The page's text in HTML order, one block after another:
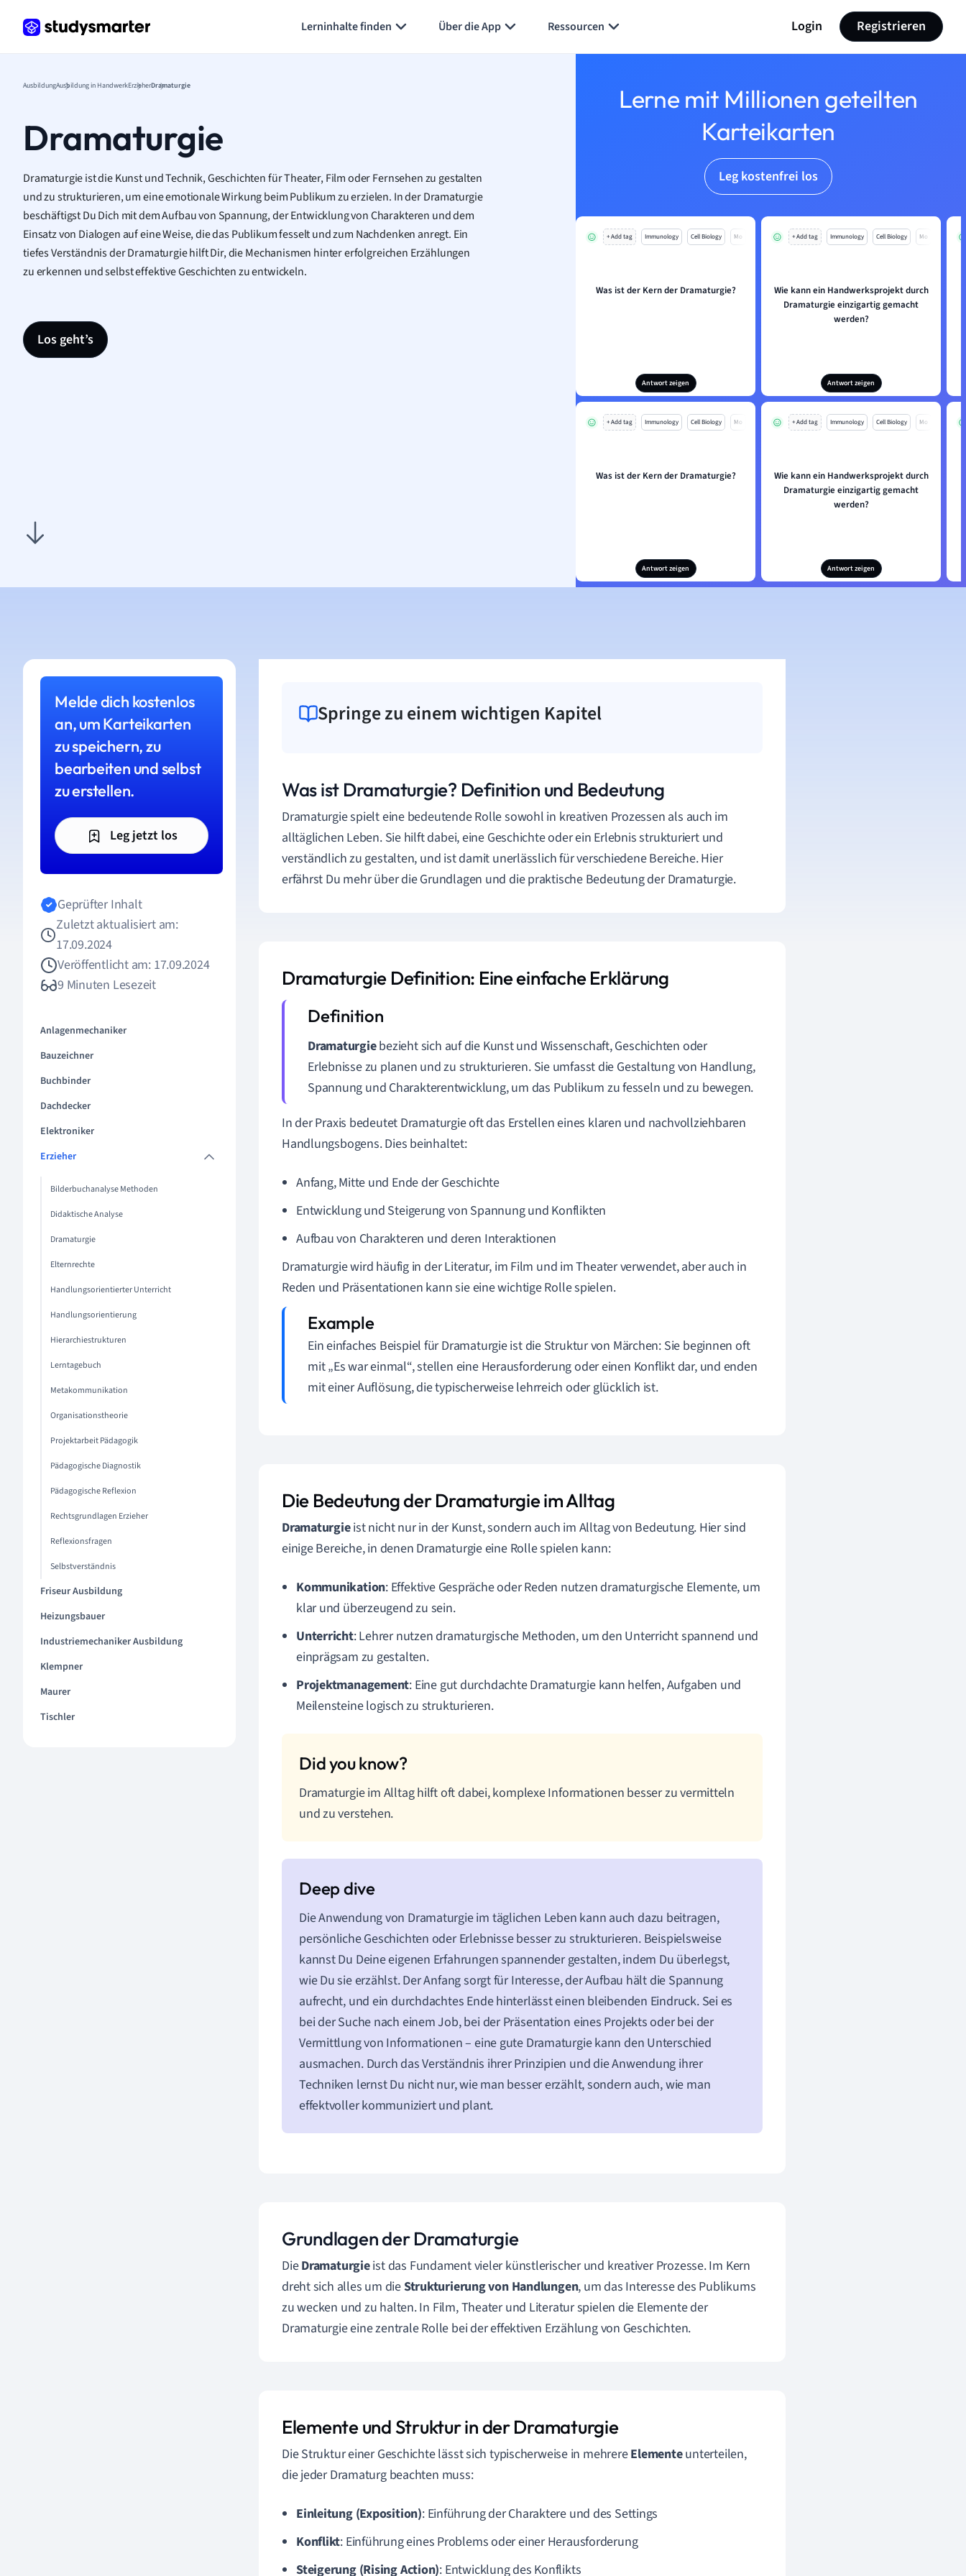
Lerninhalte finden Über die App Ressourcen Login Registrieren
AusbildungAusbildung in HandwerkErzieherDramaturgie
Dramaturgie
Dramaturgie ist die Kunst und Technik, Geschichten für Theater, Film oder Fernsehen zu gestalten
und zu strukturieren, um eine emotionale Wirkung beim Publikum zu erzielen. In der Dramaturgie
beschäftigst Du Dich mit dem Aufbau von Spannung, der Entwicklung von Charakteren und dem
Einsatz von Dialogen auf eine Weise, die das Publikum fesselt und zum Nachdenken anregt. Ein
tiefes Verständnis der Dramaturgie hilft Dir, die Mechanismen hinter erfolgreichen Erzählungen
zu erkennen und selbst effektive Geschichten zu entwickeln.
Los geht’s
Lerne mit Millionen geteilten
Karteikarten
Leg kostenfrei los
+ Add tag Immunology Cell Biology Mo
Was ist der Kern der Dramaturgie?
Antwort zeigen
+ Add tag Immunology Cell Biology Mo
Wie kann ein Handwerksprojekt durch
Dramaturgie einzigartig gemacht
werden?
Antwort zeigen
+ Add tag Immunology Cell Biology Mo
Was ist der Kern der Dramaturgie?
Antwort zeigen
+ Add tag Immunology Cell Biology Mo
Wie kann ein Handwerksprojekt durch
Dramaturgie einzigartig gemacht
werden?
Antwort zeigen
Melde dich kostenlos
an, um Karteikarten
zu speichern, zu
bearbeiten und selbst
zu erstellen.
Leg jetzt los
Geprüfter Inhalt
Zuletzt aktualisiert am:
17.09.2024
Veröffentlicht am: 17.09.2024
9 Minuten Lesezeit
Anlagenmechaniker
Bauzeichner
Buchbinder
Dachdecker
Elektroniker
Erzieher
Bilderbuchanalyse Methoden
Didaktische Analyse
Dramaturgie
Elternrechte
Handlungsorientierter Unterricht
Handlungsorientierung
Hierarchiestrukturen
Lerntagebuch
Metakommunikation
Organisationstheorie
Projektarbeit Pädagogik
Pädagogische Diagnostik
Pädagogische Reflexion
Rechtsgrundlagen Erzieher
Reflexionsfragen
Selbstverständnis
Friseur Ausbildung
Heizungsbauer
Industriemechaniker Ausbildung
Klempner
Maurer
Tischler
Springe zu einem wichtigen Kapitel
Was ist Dramaturgie? Definition und Bedeutung
Dramaturgie spielt eine bedeutende Rolle sowohl in kreativen Prozessen als auch im
alltäglichen Leben. Sie hilft dabei, eine Geschichte oder ein Erlebnis strukturiert und
verständlich zu gestalten, und ist damit unerlässlich für verschiedene Bereiche. Hier
erfährst Du mehr über die Grundlagen und die praktische Bedeutung der Dramaturgie.
Dramaturgie Definition: Eine einfache Erklärung
Dramaturgiebezieht sich auf die Kunst und Wissenschaft, Geschichten oder
Erlebnisse zu planen und zu strukturieren. Sie umfasst die Gestaltung von Handlung,
Spannung und Charakterentwicklung, um das Publikum zu fesseln und zu bewegen.
In der Praxis bedeutet Dramaturgie oft das Erstellen eines klaren und nachvollziehbaren
Handlungsbogens. Dies beinhaltet:
Anfang, Mitte und Ende der Geschichte
Entwicklung und Steigerung von Spannung und Konflikten
Aufbau von Charakteren und deren Interaktionen
Dramaturgie wird häufig in der Literatur, im Film und im Theater verwendet, aber auch in
Reden und Präsentationen kann sie eine wichtige Rolle spielen.
Ein einfaches Beispiel für Dramaturgie ist die Struktur von Märchen: Sie beginnen oft
mit „Es war einmal“, stellen eine Herausforderung oder einen Konflikt dar, und enden
mit einer Auflösung, die typischerweise lehrreich oder glücklich ist.
Die Bedeutung der Dramaturgie im Alltag
Dramaturgieist nicht nur in der Kunst, sondern auch im Alltag von Bedeutung. Hier sind
einige Bereiche, in denen Dramaturgie eine Rolle spielen kann:
Kommunikation: Effektive Gespräche oder Reden nutzen dramaturgische Elemente, um
klar und überzeugend zu sein.
Unterricht: Lehrer nutzen dramaturgische Methoden, um den Unterricht spannend und
einprägsam zu gestalten.
Projektmanagement: Eine gut durchdachte Dramaturgie kann helfen, Aufgaben und
Meilensteine logisch zu strukturieren.
Dramaturgie im Alltag hilft oft dabei, komplexe Informationen besser zu vermitteln
und zu verstehen.
Die Anwendung von Dramaturgie im täglichen Leben kann auch dazu beitragen,
persönliche Geschichten oder Erlebnisse besser zu strukturieren. Beispielsweise
kannst Du Deine eigenen Erfahrungen spannender gestalten, indem Du überlegst,
wie Du sie erzählst. Der Anfang sorgt für Interesse, der Aufbau hält die Spannung
aufrecht, und ein durchdachtes Ende hinterlässt einen bleibenden Eindruck. Sei es
bei der Suche nach einem Job, bei der Präsentation eines Projekts oder bei der
Vermittlung von Informationen – eine gute Dramaturgie kann den Unterschied
ausmachen. Durch das Verständnis ihrer Prinzipien und die Anwendung ihrer
Techniken lernst Du nicht nur, wie man besser erzählt, sondern auch, wie man
effektvoller kommuniziert und plant.
Grundlagen der Dramaturgie
DieDramaturgieist das Fundament vieler künstlerischer und kreativer Prozesse. Im Kern
dreht sich alles um dieStrukturierung von Handlungen, um das Interesse des Publikums
zu wecken und zu halten. In Film, Theater und Literatur spielen die Elemente der
Dramaturgie eine zentrale Rolle bei der effektiven Erzählung von Geschichten.
Elemente und Struktur in der Dramaturgie
Die Struktur einer Geschichte lässt sich typischerweise in mehrereElementeunterteilen,
die jeder Dramaturg beachten muss:
Einleitung (Exposition): Einführung der Charaktere und des Settings
Konflikt: Einführung eines Problems oder einer Herausforderung
Steigerung (Rising Action): Entwicklung des Konflikts